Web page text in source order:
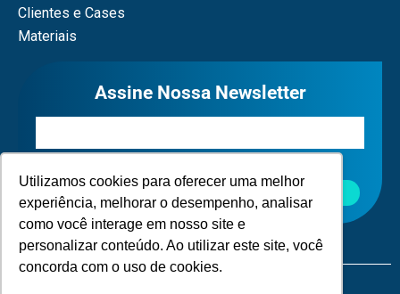
Utilizamos cookies para oferecer uma melhor
experiência, melhorar o desempenho, analisar
como você interage em nosso site e
personalizar conteúdo. Ao utilizar este site, você
concorda com o uso de cookies.
Clientes e Cases
Materiais
Assine Nossa Newsletter